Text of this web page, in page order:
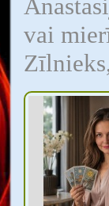
vai